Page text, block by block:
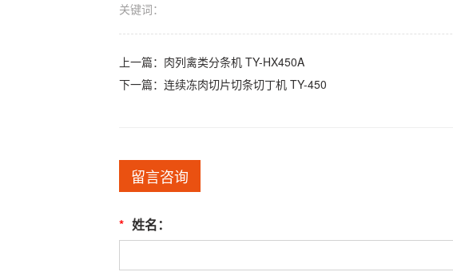
关键词：
上一篇： 肉列禽类分条机 TY-HX450A
下一篇：连续冻肉切片切条切丁机 TY-450
留言咨询
* 姓名：